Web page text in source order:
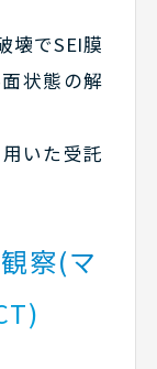
壊でSEI膜
状態の解
いた受託
察(マ